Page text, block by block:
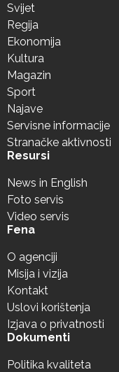
Svijet
Regija
Ekonomija
Kultura
Magazin
Sport
Najave
Servisne informacije
Stranačke aktivnosti
Resursi
News in English
Foto servis
Video servis
Fena
O agenciji
Misija i vizija
Kontakt
Uslovi korištenja
Izjava o privatnosti
Dokumenti
Politika kvaliteta